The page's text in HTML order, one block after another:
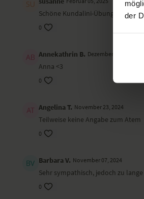
der
Schöne Kundalini-Übungen,
0
Annekathrin B. Dezember 26, 2024
Anna <3
0
Angelina T. November 23, 2024
Teilweise keine Angabe zum Atem
0
Barbara V. November 07, 2024
Sehr sympathisch, jedoch zu
0